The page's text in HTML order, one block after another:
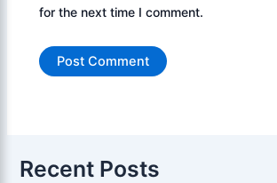
for the next time I comment.
Recent Posts